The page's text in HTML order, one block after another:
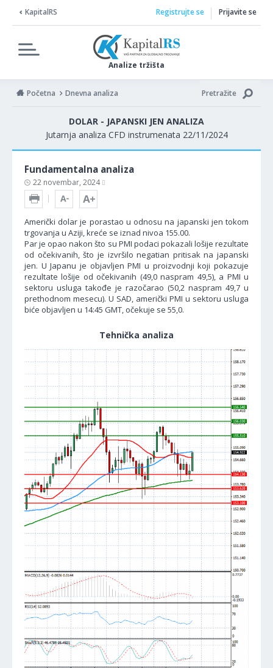
KapitalRS
Analize tržišta
Registrujte se Prijavite se
Početna Dnevna analiza Pretražite
DOLAR - JAPANSKI JEN ANALIZA
Jutarnja analiza CFD instrumenata 22/11/2024
Fundamentalna analiza
22 novembar, 2024
Američki dolar je porastao u odnosu na japanski jen tokom
trgovanja u Aziji, kreće se iznad nivoa 155.00.
Par je opao nakon što su PMI podaci pokazali lošije rezultate
od očekivanih, što je izvršilo negatian pritisak na japanski
jen. U Japanu je objavljen PMI u proizvodnji koji pokazuje
rezultate lošije od očekivanih (49,0 naspram 49,5), a PMI u
sektoru usluga takođe je razočarao (50,2 naspram 49,7 u
prethodnom mesecu). U SAD, američki PMI u sektoru usluga
biće objavljen u 14:45 GMT, očekuje se 55,0.
Tehnička analiza